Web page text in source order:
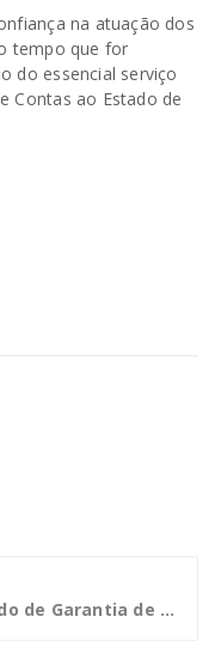
na atuação dos
tempo que for
do essencial serviço
Contas ao Estado de
TCE/SC recebe Certificado de Garantia de Qualidade na aplicação do MMD-TC